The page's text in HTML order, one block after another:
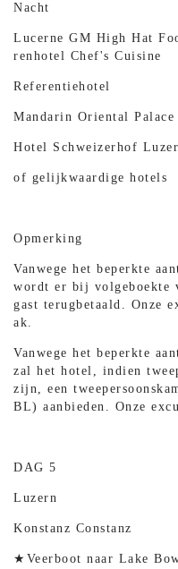
Nacht
Lucerne GM High Hat
renhotel Chef's Cuisine
Referentiehotel
Mandarin Oriental
Hotel Schweizerhof
of gelijkwaardige hotels
Opmerking
Vanwege het beperkte
wordt er bij volgeboekte
gast terugbetaald. Onze
ak.
Vanwege het beperkte
zal het hotel, indien
zijn, een
BL) aanbieden. Onze
DAG 5
Luzern
Konstanz Constanz
★Veerboot naar Lake